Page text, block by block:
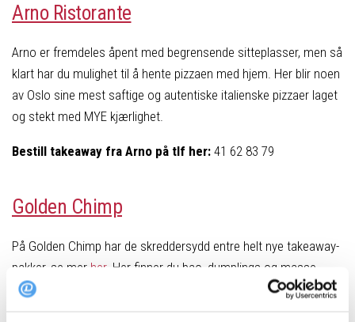
Arno Ristorante
Arno er fremdeles åpent med begrensende sitteplasser, men så
klart har du mulighet til å hente pizzaen med hjem. Her blir noen
av Oslo sine mest saftige og autentiske italienske pizzaer laget
og stekt med MYE kjærlighet.
Bestill takeaway fra Arno på tlf her: 41 62 83 79
Golden Chimp
På Golden Chimp har de skreddersydd entre helt nye takeaway-
pakker, se mer her. Her finner du bao, dumplings og masse
annet digg asiatisk. Du kan også velge å dampe dumplingsene